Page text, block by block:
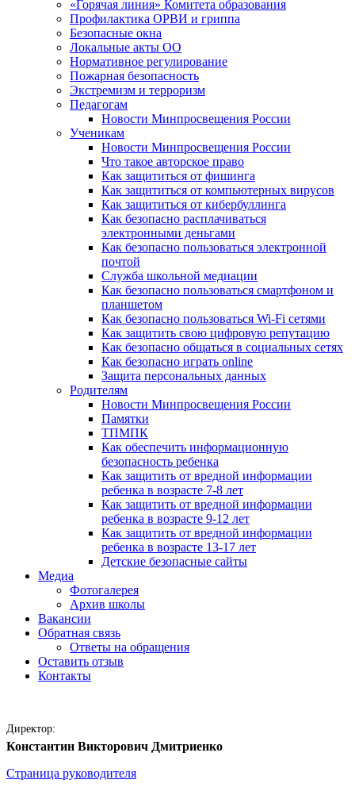
«Горячая линия» Комитета образования
Профилактика ОРВИ и гриппа
Безопасные окна
Локальные акты ОО
Нормативное регулирование
Пожарная безопасность
Экстремизм и терроризм
Педагогам
Новости Минпросвещения России
Ученикам
Новости Минпросвещения России
Что такое авторское право
Как защититься от фишинга
Как защититься от компьютерных вирусов
Как защититься от кибербуллинга
Как безопасно расплачиваться
электронными деньгами
Как безопасно пользоваться электронной
почтой
Служба школьной медиации
Как безопасно пользоваться смартфоном и
планшетом
Как безопасно пользоваться Wi-Fi сетями
Как защитить свою цифровую репутацию
Как безопасно общаться в социальных сетях
Как безопасно играть online
Защита персональных данных
Родителям
Новости Минпросвещения России
Памятки
ТПМПК
Как обеспечить информационную
безопасность ребенка
Как защитить от вредной информации
ребенка в возрасте 7-8 лет
Как защитить от вредной информации
ребенка в возрасте 9-12 лет
Как защитить от вредной информации
ребенка в возрасте 13-17 лет
Детские безопасные сайты
Медиа
Фотогалерея
Архив школы
Вакансии
Обратная связь
Ответы на обращения
Оставить отзыв
Контакты
Директор:
Константин Викторович Дмитриенко
Страница руководителя